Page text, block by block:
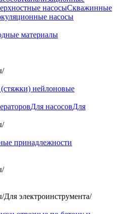
насосыСкважинные
насосы
/
нейлоновые
Для насосовДля
/
принадлежности
/
/Для электроинструмента/